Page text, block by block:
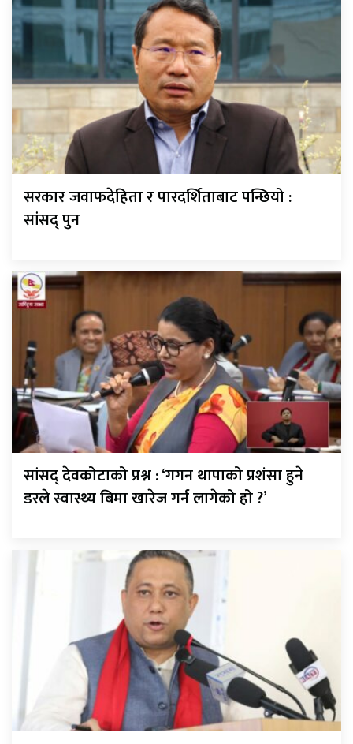
सरकार जवाफदेहिता र पारदर्शिताबाट पन्छियो :
सांसद् पुन
सांसद् देवकोटाको प्रश्न : ‘गगन थापाको प्रशंसा हुने
डरले स्वास्थ्य बिमा खारेज गर्न लागेको हो ?’